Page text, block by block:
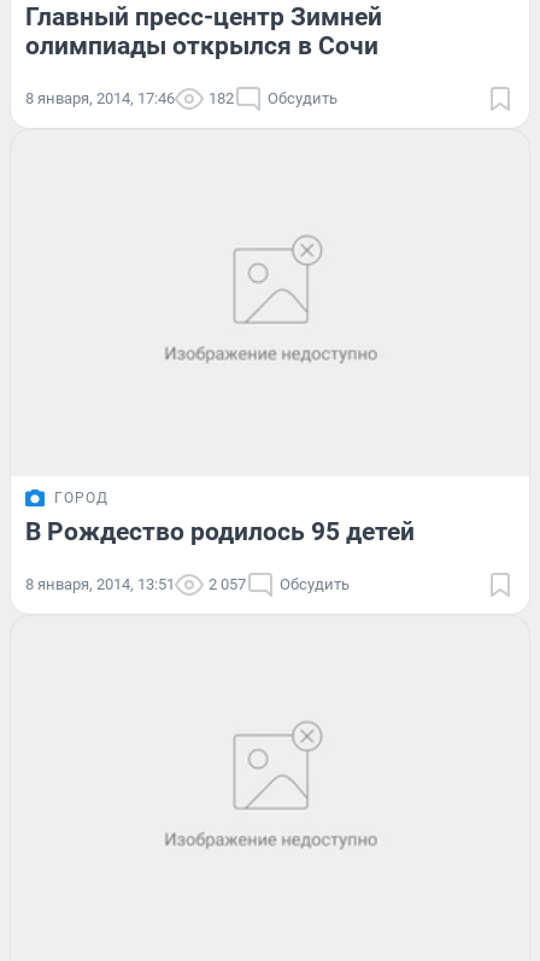
Главный пресс-центр Зимней
олимпиады открылся в Сочи
8 января, 2014, 17:46 182 Обсудить
ГОРОД
В Рождество родилось 95 детей
8 января, 2014, 13:51 2 057 Обсудить